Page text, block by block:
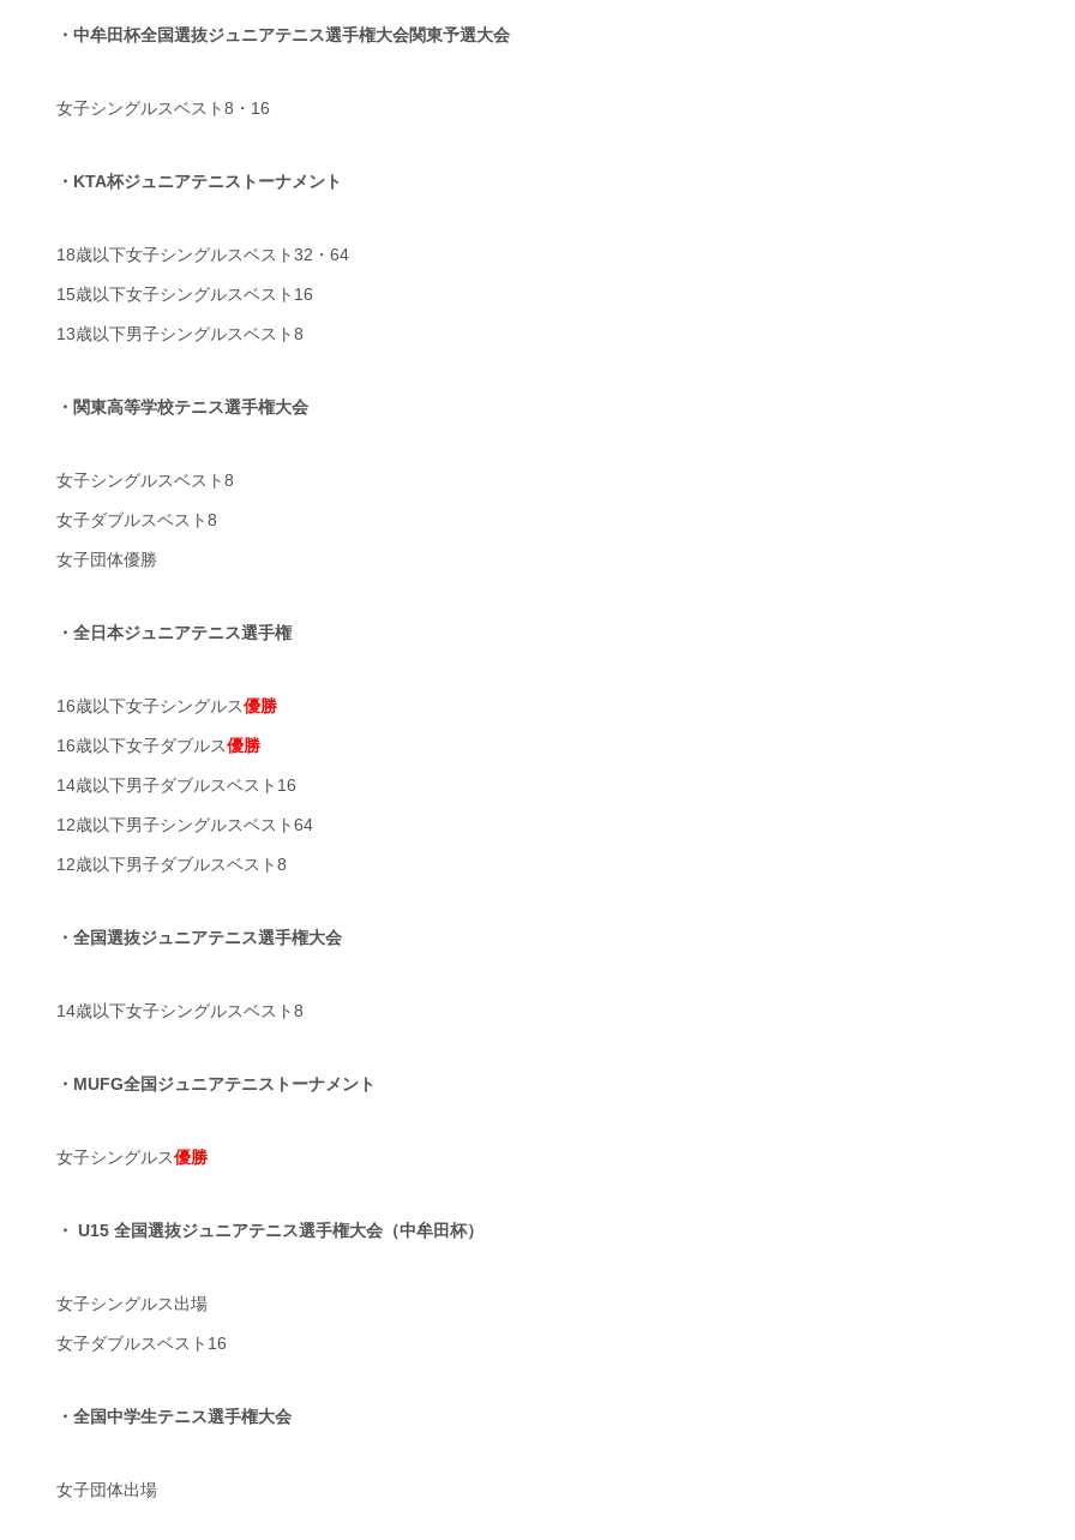
・中牟田杯全国選抜ジュニアテニス選手権大会関東予選大会
女子シングルスベスト8・16
・KTA杯ジュニアテニストーナメント
18歳以下女子シングルスベスト32・64
15歳以下女子シングルスベスト16
13歳以下男子シングルスベスト8
・関東高等学校テニス選手権大会
女子シングルスベスト8
女子ダブルスベスト8
女子団体優勝
・全日本ジュニアテニス選手権
16歳以下女子シングルス優勝
16歳以下女子ダブルス優勝
14歳以下男子ダブルスベスト16
12歳以下男子シングルスベスト64
12歳以下男子ダブルスベスト8
・全国選抜ジュニアテニス選手権大会
14歳以下女子シングルスベスト8
・MUFG全国ジュニアテニストーナメント
女子シングルス優勝
・ U15 全国選抜ジュニアテニス選手権大会（中牟田杯）
女子シングルス出場
女子ダブルスベスト16
・全国中学生テニス選手権大会
女子団体出場